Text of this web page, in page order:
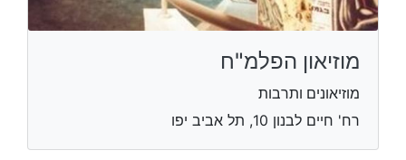
מוזיאון הפלמ"ח
מוזיאונים ותרבות
רח' חיים לבנון 10, תל אביב יפו